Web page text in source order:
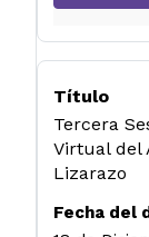
Tercera
Virtual del
Lizarazo